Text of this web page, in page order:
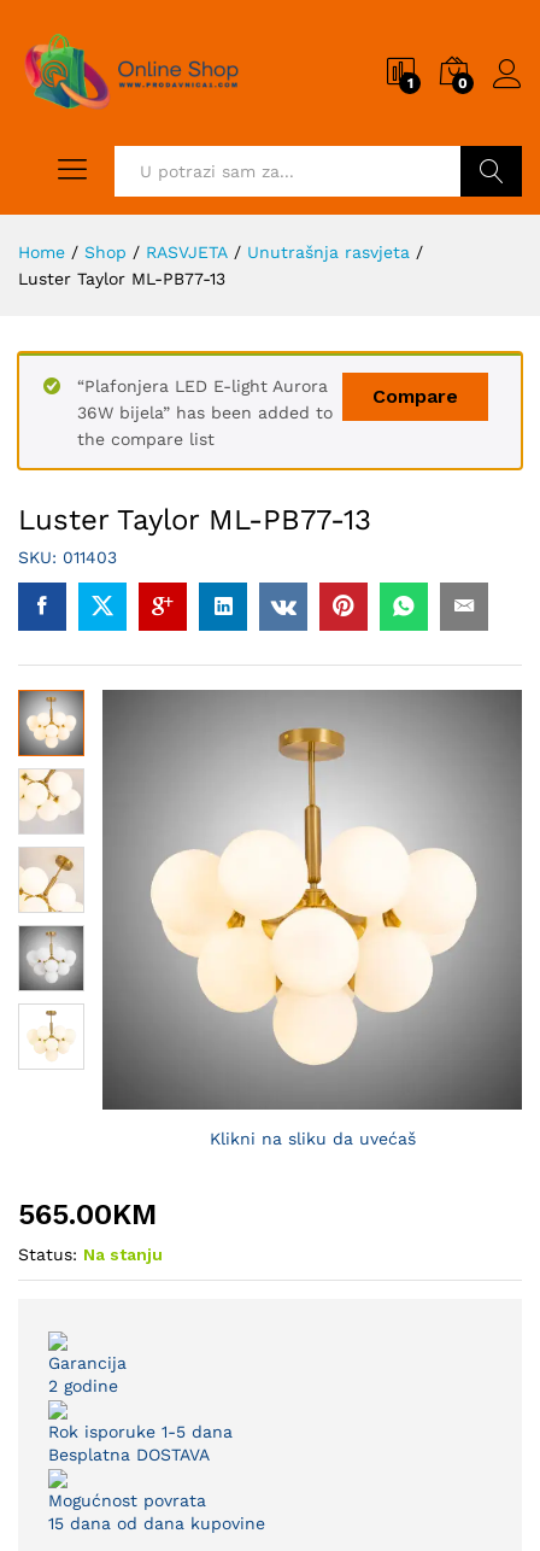
1 0
Home / Shop / RASVJETA / Unutrašnja rasvjeta /
Luster Taylor ML-PB77-13
Compare
“Plafonjera LED E-light Aurora
36W bijela” has been added to
the compare list
Luster Taylor ML-PB77-13
SKU: 011403
Klikni na sliku da uvećaš
565.00KM
Status: Na stanju
Garancija
2 godine
Rok isporuke 1-5 dana
Besplatna DOSTAVA
Mogućnost povrata
15 dana od dana kupovine